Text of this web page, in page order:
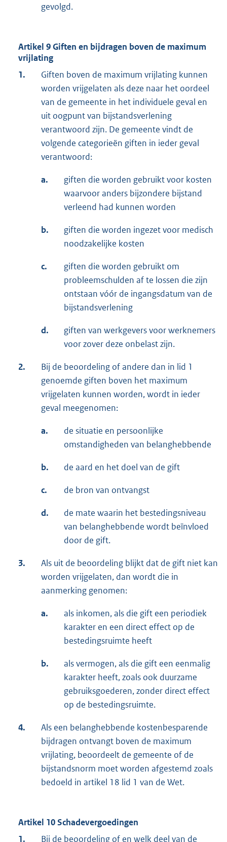
gevolgd.
Artikel 9 Giften en bijdragen boven de maximum
vrijlating
1.
Giften boven de maximum vrijlating kunnen
worden vrijgelaten als deze naar het oordeel
van de gemeente in het individuele geval en
uit oogpunt van bijstandsverlening
verantwoord zijn. De gemeente vindt de
volgende categorieën giften in ieder geval
verantwoord:
a.
giften die worden gebruikt voor kosten
waarvoor anders bijzondere bijstand
verleend had kunnen worden
b.
giften die worden ingezet voor medisch
noodzakelijke kosten
c.
giften die worden gebruikt om
probleemschulden af te lossen die zijn
ontstaan vóór de ingangsdatum van de
bijstandsverlening
d.
giften van werkgevers voor werknemers
voor zover deze onbelast zijn.
2.
Bij de beoordeling of andere dan in lid 1
genoemde giften boven het maximum
vrijgelaten kunnen worden, wordt in ieder
geval meegenomen:
a.
de situatie en persoonlijke
omstandigheden van belanghebbende
b. de aard en het doel van de gift
c. de bron van ontvangst
d.
de mate waarin het bestedingsniveau
van belanghebbende wordt beïnvloed
door de gift.
3.
Als uit de beoordeling blijkt dat de gift niet kan
worden vrijgelaten, dan wordt die in
aanmerking genomen:
a.
als inkomen, als die gift een periodiek
karakter en een direct effect op de
bestedingsruimte heeft
b.
als vermogen, als die gift een eenmalig
karakter heeft, zoals ook duurzame
gebruiksgoederen, zonder direct effect
op de bestedingsruimte.
4.
Als een belanghebbende kostenbesparende
bijdragen ontvangt boven de maximum
vrijlating, beoordeelt de gemeente of de
bijstandsnorm moet worden afgestemd zoals
bedoeld in artikel 18 lid 1 van de Wet.
Artikel 10 Schadevergoedingen
1.
Bij de beoordeling of en welk deel van de